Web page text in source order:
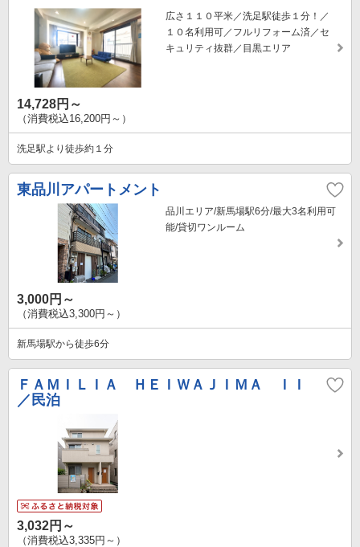
広さ１１０平米／洗足駅徒歩１分！／
１０名利用可／フルリフォーム済／セ
キュリティ抜群／目黒エリア
14,728円～
（消費税込16,200円～）
洗足駅より徒歩約１分
東品川アパートメント
品川エリア/新馬場駅6分/最大3名利用可
能/貸切ワンルーム
3,000円～
（消費税込3,300円～）
新馬場駅から徒歩6分
ＦＡＭＩＬＩＡ ＨＥＩＷＡＪＩＭＡ ＩＩ
／民泊
3,032円～
（消費税込3,335円～）